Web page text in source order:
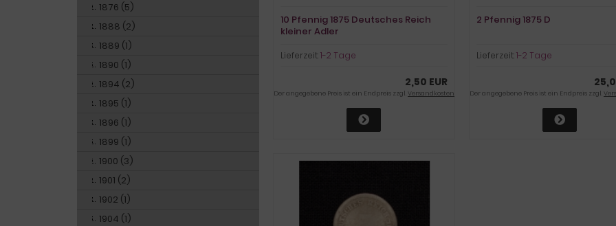
10 Pfennig 1875 Deutsches Reich
kleiner Adler
Lieferzeit:1-2 Tage
2,50 EUR
Der angegebene Preis ist ein Endpreis zzgl.Versandkosten
2 Pfennig 1875 D
Lieferzeit:1-2 Tage
Der angegebene Preis ist ein Endpreis zzgl.
1876 (5)
1888 (2)
1889 (1)
1890 (1)
1894 (2)
1895 (1)
1896 (1)
1899 (1)
1900 (3)
1901 (2)
1902 (1)
1904 (1)